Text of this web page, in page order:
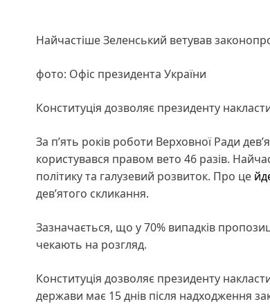
Найчастіше Зеленський ветував
фото: Офіс президента України
Конституція дозволяє президенту
За п’ять років роботи Верховної Ради
користувався правом вето 46 разів.
політику та галузевий розвиток. Про це
дев’ятого скликання.
Зазначається, що у 70% випадків
чекають на розгляд.
Конституція дозволяє президенту
держави має 15 днів після надходження